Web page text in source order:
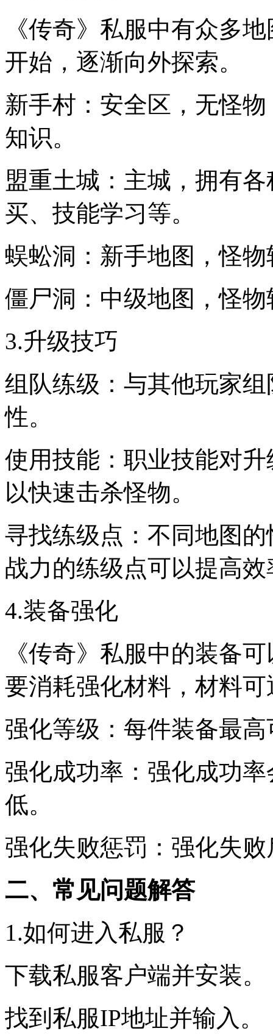
《传奇》私服中有众多
开始，逐渐向外探索。
新手村：安全区，无怪
知识。
盟重土城：主城，拥有
买、技能学习等。
蜈蚣洞：新手地图，怪
僵尸洞：中级地图，怪
3.升级技巧
组队练级：与其他玩家
性。
使用技能：职业技能对
以快速击杀怪物。
寻找练级点：不同地图
战力的练级点可以提高效
4.装备强化
《传奇》私服中的装备
要消耗强化材料，材料
强化等级：每件装备最
强化成功率：强化成功
低。
强化失败惩罚：强化失
二、常见问题解答
1.如何进入私服？
下载私服客户端并安装。
找到私服IP地址并输入。